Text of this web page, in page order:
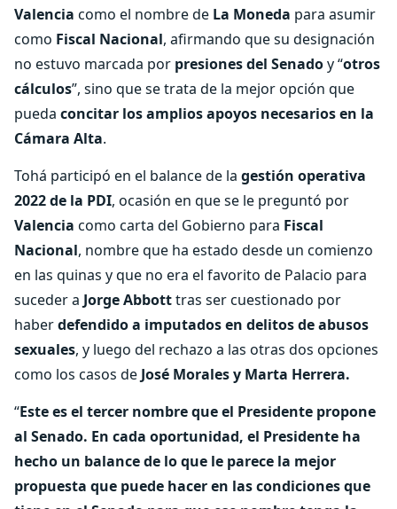
Valencia como el nombre de La Moneda para asumir
como Fiscal Nacional, afirmando que su designación
no estuvo marcada por presiones del Senadoy “otros
cálculos”, sino que se trata de la mejor opción que
pueda concitar los amplios apoyos necesarios en la
Cámara Alta.
Tohá participó en el balance de la gestión operativa
2022 de la PDI, ocasión en que se le preguntó por
Valencia como carta del Gobierno para Fiscal
Nacional, nombre que ha estado desde un comienzo
en las quinas y que no era el favorito de Palacio para
suceder a Jorge Abbotttras ser cuestionado por
haberdefendido a imputados en delitos de abusos
sexuales, y luego del rechazo a las otras dos opciones
como los casos de José Morales y Marta Herrera.
“Este es el tercer nombre que el Presidente propone
al Senado. En cada oportunidad, el Presidente ha
hecho un balance de lo que le parece la mejor
propuesta que puede hacer en las condiciones que